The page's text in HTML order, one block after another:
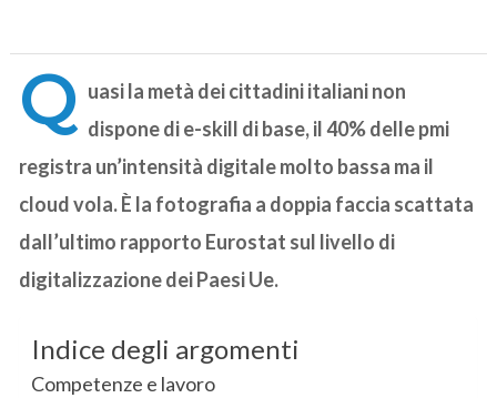
Q uasi la metà dei cittadini italiani non
dispone di e-skill di base, il 40% delle pmi
registra un’intensità digitale molto bassa ma il
cloud vola. È la fotografia a doppia faccia scattata
dall’ultimo rapporto Eurostat sul livello di
digitalizzazione dei Paesi Ue.
Indice degli argomenti
Competenze e lavoro